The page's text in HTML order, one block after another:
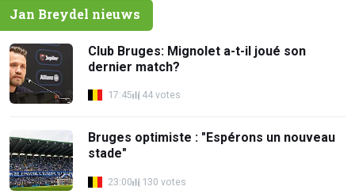
Jan Breydel nieuws
Club Bruges: Mignolet a-t-il joué son
dernier match?
17:45 44 votes
Bruges optimiste : "Espérons un nouveau
stade"
23:00 130 votes